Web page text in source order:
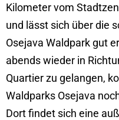
Kilometer vom
und lässt sich über die
Osejava Waldpark gut
abends wieder in
Quartier zu gelangen,
Waldparks Osejava
Dort findet sich eine